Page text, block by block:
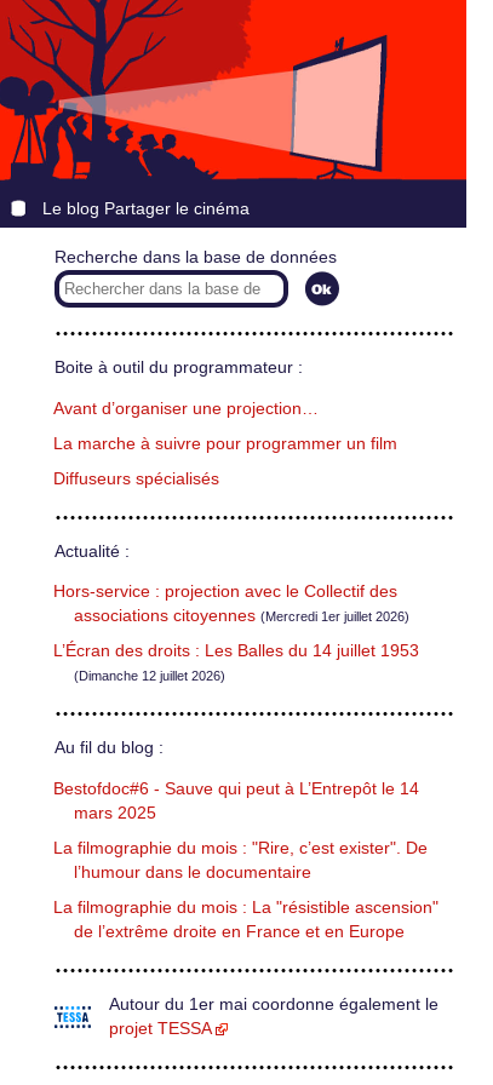
Le blog Partager le cinéma
Recherche dans la base de données
Boite à outil du programmateur :
Avant d’organiser une projection…
La marche à suivre pour programmer un film
Diffuseurs spécialisés
Actualité :
Hors-service : projection avec le Collectif des
associations citoyennes (Mercredi 1er juillet 2026)
L’Écran des droits : Les Balles du 14 juillet 1953
(Dimanche 12 juillet 2026)
Au fil du blog :
Bestofdoc#6 - Sauve qui peut à L’Entrepôt le 14
mars 2025
La filmographie du mois : "Rire, c’est exister". De
l’humour dans le documentaire
La filmographie du mois : La "résistible ascension"
de l’extrême droite en France et en Europe
Autour du 1er mai coordonne également le
projet TESSA